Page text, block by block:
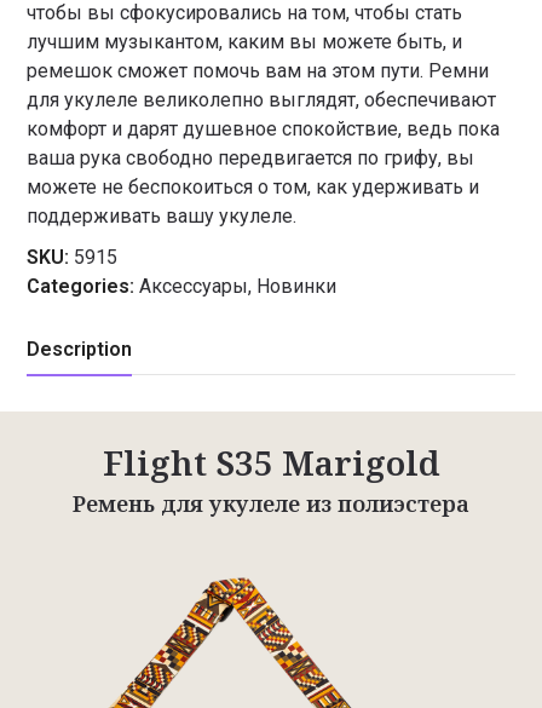
чтобы вы сфокусировались на том, чтобы стать
лучшим музыкантом, каким вы можете быть, и
ремешок сможет помочь вам на этом пути. Ремни
для укулеле великолепно выглядят, обеспечивают
комфорт и дарят душевное спокойствие, ведь пока
ваша рука свободно передвигается по грифу, вы
можете не беспокоиться о том, как удерживать и
поддерживать вашу укулеле.
SKU: 5915
Categories: Аксессуары, Новинки
Description
Flight S35 Marigold
Ремень для укулеле из полиэстера